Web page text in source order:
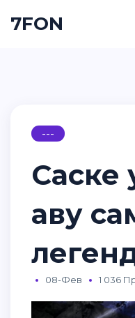
7FON
---
Саске
аву
08-Фев 1 036